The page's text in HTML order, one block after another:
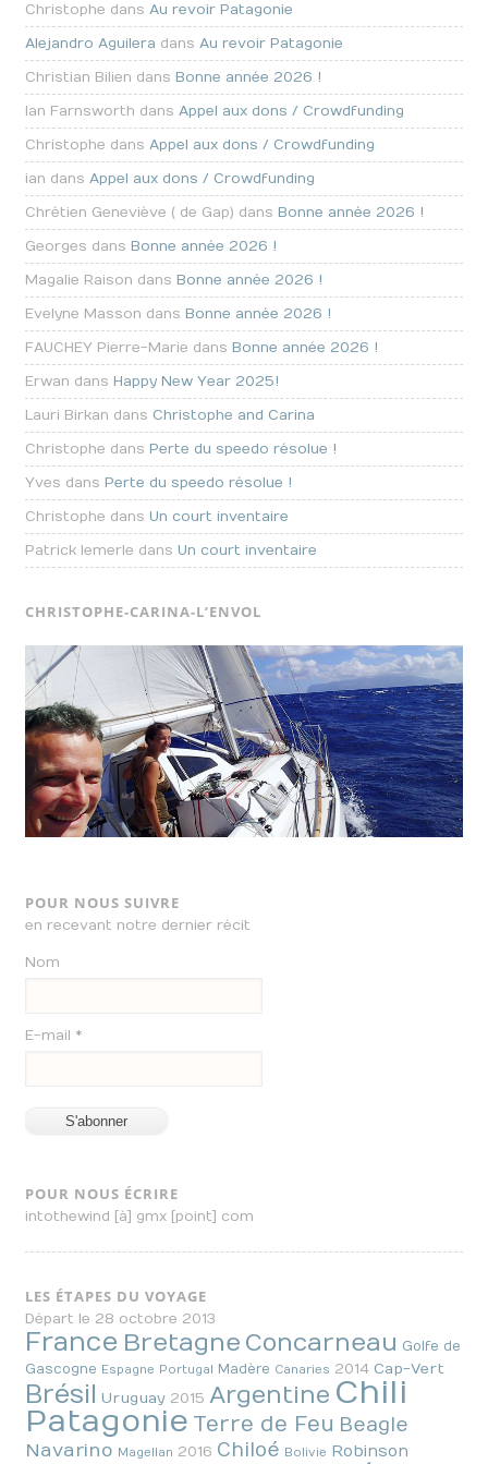
Christophe dansAu revoir Patagonie
Alejandro Aguilera dansAu revoir Patagonie
Christian Bilien dansBonne année 2026 !
Ian Farnsworth dansAppel aux dons / Crowdfunding
Christophe dansAppel aux dons / Crowdfunding
ian dansAppel aux dons / Crowdfunding
Chrétien Geneviève ( de Gap) dansBonne année 2026 !
Georges dansBonne année 2026 !
Magalie Raison dansBonne année 2026 !
Evelyne Masson dansBonne année 2026 !
FAUCHEY Pierre-Marie dansBonne année 2026 !
Erwan dansHappy New Year 2025!
Lauri Birkan dans Christophe and Carina
Christophe dansPerte du speedo résolue !
Yves dansPerte du speedo résolue !
Christophe dansUn court inventaire
Patrick lemerle dansUn court inventaire
CHRISTOPHE-CARINA-L’ENVOL
POUR NOUS SUIVRE
en recevant notre dernier récit
Nom
E-mail *
POUR NOUS ÉCRIRE
intothewind [à] gmx [point] com
LES ÉTAPES DU VOYAGE
Départ le 28 octobre 2013
France Bretagne Concarneau Golfe de
Gascogne Espagne Portugal Madère Canaries 2014 Cap-Vert
Brésil Uruguay 2015Argentine Chili
Patagonie Terre de Feu Beagle
Navarino Magellan 2016 Chiloé Bolivie Robinson